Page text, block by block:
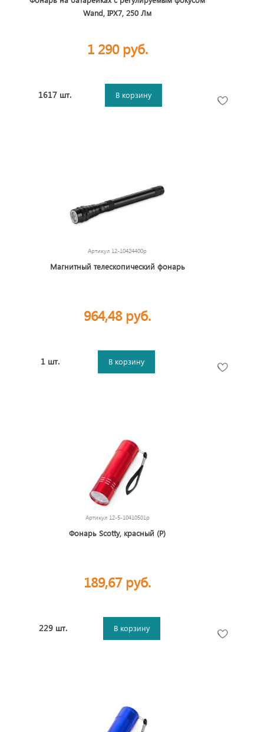
Wand, IPX7, 250 Лм
1 290 руб.
1617 шт. В корзину
Артикул 12-10424400p
Магнитный телескопический фонарь
964,48 руб.
1 шт. В корзину
Артикул 12-5-10410501p
Фонарь Scotty, красный (Р)
189,67 руб.
229 шт. В корзину